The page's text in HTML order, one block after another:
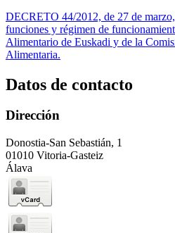
DECRETO 44/2012, de 27 de
funciones y régimen de
Alimentario de Euskadi y de la
Alimentaria.
Datos de contacto
Dirección
Donostia-San Sebastián, 1
01010 Vitoria-Gasteiz
Álava